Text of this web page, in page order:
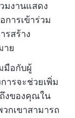
มงานแสดง
ารเข้าร่วม
รสร้าง
าย
มือกับผู้
ารจะช่วยเพิ่ม
งของคุณใน
กเขาสามารถ